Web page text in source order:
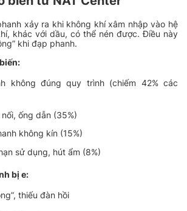
xảy ra khi không khí xâm nhập vào hệ
khác với dầu, có thể nén được. Điều này
khi đạp phanh.
không đúng quy trình (chiếm 42% các
ống dẫn (35%)
không kín (15%)
sử dụng, hút ẩm (8%)
bị e:
thiếu đàn hồi